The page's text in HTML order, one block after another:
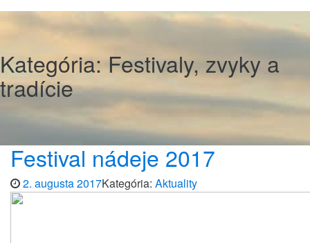
Kategória:Festivaly, zvyky a
tradície
Festival nádeje 2017
2. augusta 2017Kategória: Aktuality